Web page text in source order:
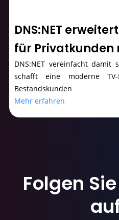
DNS:NET
für Privatkunden
DNS:NET vereinfacht damit
schafft eine moderne
Bestandskunden
Mehr erfahren
Folgen